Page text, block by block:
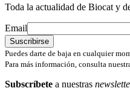
Toda la actualidad de Biocat y
Email
Puedes darte de baja en cualquier
Para más información, consulta
Subscríbete a nuestras